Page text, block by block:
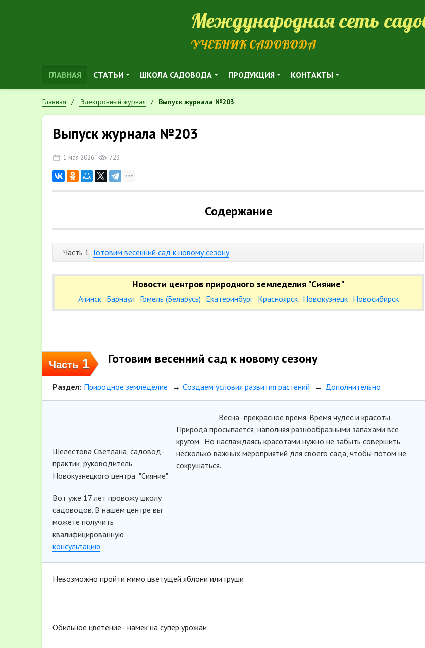
Международная сеть
УЧЕБНИК САДОВОДА
ГЛАВНАЯ СТАТЬИ ШКОЛА САДОВОДА ПРОДУКЦИЯ КОНТАКТЫ
Главная Электронный журнал Выпуск журнала №203
Выпуск журнала №203
1 мая 2026 723
Содержание
Часть 1 Готовим весенний сад к новому сезону
Новости центров природного земледелия "Сияние"
Ачинск Барнаул Гомель (Беларусь) Екатеринбург Красноярск Новокузнецк Новосибирск
Часть1 Готовим весенний сад к новому сезону
Раздел: Природное земледелие Cоздаем условия развития растений Дополнительно
Весна -прекрасное время. Время чудес и красоты.
Природа просыпается, наполняя разнообразными запахами все
кругом. Но наслаждаясь красотами нужно не забыть совершить
несколько важных мероприятий для своего сада, чтобы потом не
сокрушаться.
Шелестова Светлана, садовод-
практик, руководитель
Новокузнецкого центра "Сияние".
Вот уже 17 лет провожу школу
садоводов. В нашем центре вы
можете получить
квалифицированную
консультацию
Невозможно пройти мимо цветущей яблони или груши
Обильное цветение - намек на супер урожаи